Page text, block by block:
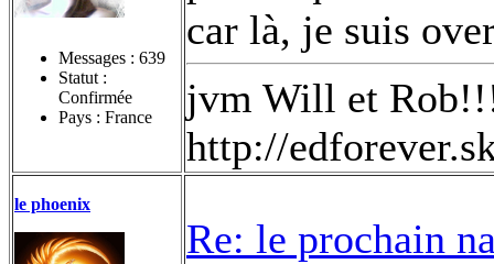
Messages : 639
Statut :
Confirmée
Pays : France
car là, je suis
jvm Will et
http://
le phoenix
Re: le prochain